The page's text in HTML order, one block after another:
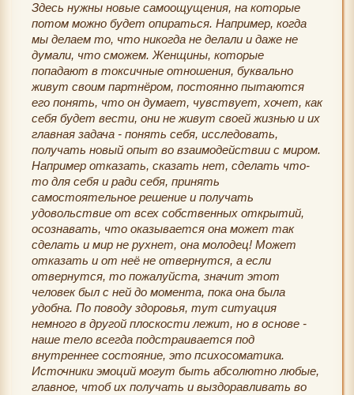
Здесь нужны новые самоощущения, на которые
потом можно будет опираться. Например, когда
мы делаем то, что никогда не делали и даже не
думали, что сможем. Женщины, которые
попадают в токсичные отношения, буквально
живут своим партнёром, постоянно пытаются
его понять, что он думает, чувствует, хочет, как
себя будет вести, они не живут своей жизнью и их
главная задача - понять себя, исследовать,
получать новый опыт во взаимодействии с миром.
Например отказать, сказать нет, сделать что-
то для себя и ради себя, принять
самостоятельное решение и получать
удовольствие от всех собственных открытий,
осознавать, что оказывается она может так
сделать и мир не рухнет, она молодец! Может
отказать и от неё не отвернутся, а если
отвернутся, то пожалуйста, значит этот
человек был с ней до момента, пока она была
удобна. По поводу здоровья, тут ситуация
немного в другой плоскости лежит, но в основе -
наше тело всегда подстраивается под
внутреннее состояние, это психосоматика.
Источники эмоций могут быть абсолютно любые,
главное, чтоб их получать и выздоравливать во